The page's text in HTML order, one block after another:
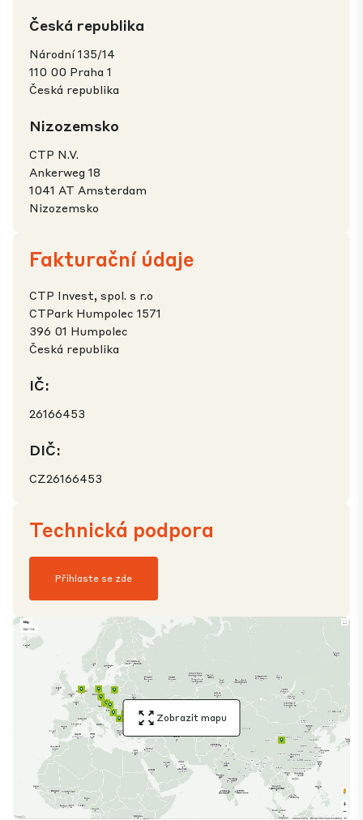
Česká republika
Národní 135/14
110 00 Praha 1
Česká republika
Nizozemsko
CTP N.V.
Ankerweg 18
1041 AT Amsterdam
Nizozemsko
Fakturační údaje
CTP Invest, spol. s r.o
CTPark Humpolec 1571
396 01 Humpolec
Česká republika
IČ:
26166453
DIČ:
CZ26166453
Technická podpora
Přihlaste se zde
Zobrazit mapu